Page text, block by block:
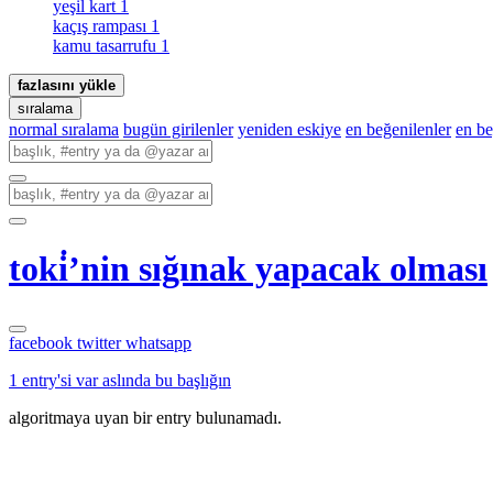
yeşil kart 1
kaçış rampası 1
kamu tasarrufu 1
fazlasını yükle
sıralama
normal sıralama bugün girilenler yeniden eskiye en beğenilenler en
toki̇’nin sığınak yapacak olması
facebook twitterwhatsapp
1 entry'si var aslında bu başlığın
algoritmaya uyan bir entry bulunamadı.